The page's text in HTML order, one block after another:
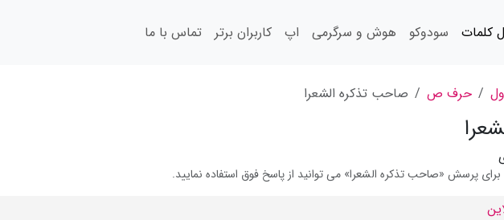
کلمات سودوکو هوش و سرگرمی اپ کاربران برتر تماس با ما
حرف ص صاحب تذکره الشعرا
پرسش «صاحب تذکره الشعرا» می توانید از پاسخ فوق استفاده نمایید.